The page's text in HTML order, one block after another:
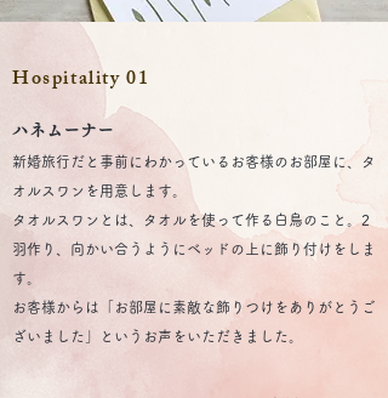
Hospitality 01
ハネムーナー
新婚旅行だと事前にわかっているお客様のお部屋に、タ
オルスワンを用意します。
タオルスワンとは、タオルを使って作る白鳥のこと。2
羽作り、向かい合うようにベッドの上に飾り付けをしま
す。
お客様からは「お部屋に素敵な飾りつけをありがとうご
ざいました」というお声をいただきました。